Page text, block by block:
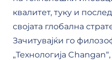
квалитет, туку и
својата глобална
Зачитувајќи го
„Технологија